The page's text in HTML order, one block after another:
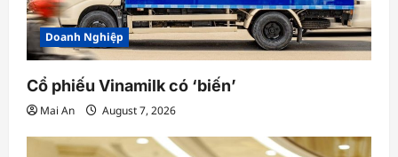
Doanh Nghiệp
Cổ phiếu Vinamilk có ‘biến’
Mai An August 7, 2026